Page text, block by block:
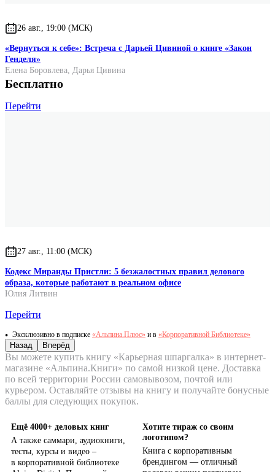
26 авг., 19:00 (МСК)
«Вернуться к себе»: Встреча с Дарьей Цивиной о книге «Закон
Генделя»
Елена Боровлева, Дарья Цивина
Бесплатно
Перейти
27 авг., 11:00 (МСК)
Кодекс Миранды Пристли: 5 безжалостных правил делового
образа, которые работают в реальном офисе
Юлия Литвин
Перейти
Эксклюзивно в подписке «Альпина.Плюс» и в «Корпоративной Библиотеке»
Назад Вперёд
Вы можете купить книгу «Карьерная шпаргалка» в интернет-
магазине «Альпина.Книги» по самой низкой цене. Доставка
по всей территории России самовывозом, почтой или
курьером. Оставляйте отзывы на книгу и получайте бонусные
баллы для следующих покупок.
Ещё 4000+ деловых книг
А также саммари, аудиокниги,
тесты, курсы и видео –
в корпоративной библиотеке
Хотите тираж со своим
логотипом?
Книга с корпоративным
брендингом — отличный